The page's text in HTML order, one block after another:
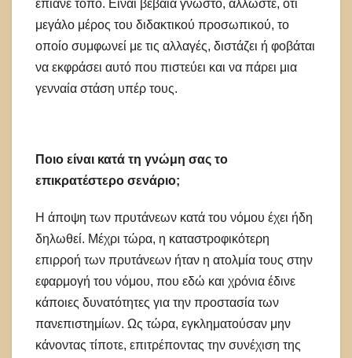
έπιανε τόπο. Είναι βέβαια γνωστό, άλλωστε, ότι
μεγάλο μέρος του διδακτικού προσωπικού, το
οποίο συμφωνεί με τις αλλαγές, διστάζει ή φοβάται
να εκφράσει αυτό που πιστεύει και να πάρει μια
γενναία στάση υπέρ τους.
Ποιο είναι κατά τη γνώμη σας το
επικρατέστερο σενάριο;
Η άποψη των πρυτάνεων κατά του νόμου έχει ήδη
δηλωθεί. Μέχρι τώρα, η καταστροφικότερη
επιρροή των πρυτάνεων ήταν η ατολμία τους στην
εφαρμογή του νόμου, που εδώ και χρόνια έδινε
κάποιες δυνατότητες για την προστασία των
πανεπιστημίων. Ως τώρα, εγκληματούσαν μην
κάνοντας τίποτε, επιτρέποντας την συνέχιση της